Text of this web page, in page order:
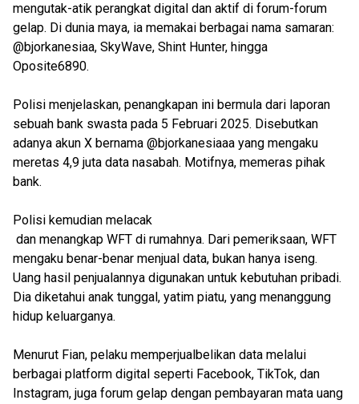
mengutak-atik perangkat digital dan aktif di forum-forum
gelap. Di dunia maya, ia memakai berbagai nama samaran:
@bjorkanesiaa, SkyWave, Shint Hunter, hingga
Oposite6890.
Polisi menjelaskan, penangkapan ini bermula dari laporan
sebuah bank swasta pada 5 Februari 2025. Disebutkan
adanya akun X bernama @bjorkanesiaaa yang mengaku
meretas 4,9 juta data nasabah. Motifnya, memeras pihak
bank.
Polisi kemudian melacak
dan menangkap WFT di rumahnya. Dari pemeriksaan, WFT
mengaku benar-benar menjual data, bukan hanya iseng.
Uang hasil penjualannya digunakan untuk kebutuhan pribadi.
Dia diketahui anak tunggal, yatim piatu, yang menanggung
hidup keluarganya.
Menurut Fian, pelaku memperjualbelikan data melalui
berbagai platform digital seperti Facebook, TikTok, dan
Instagram, juga forum gelap dengan pembayaran mata uang